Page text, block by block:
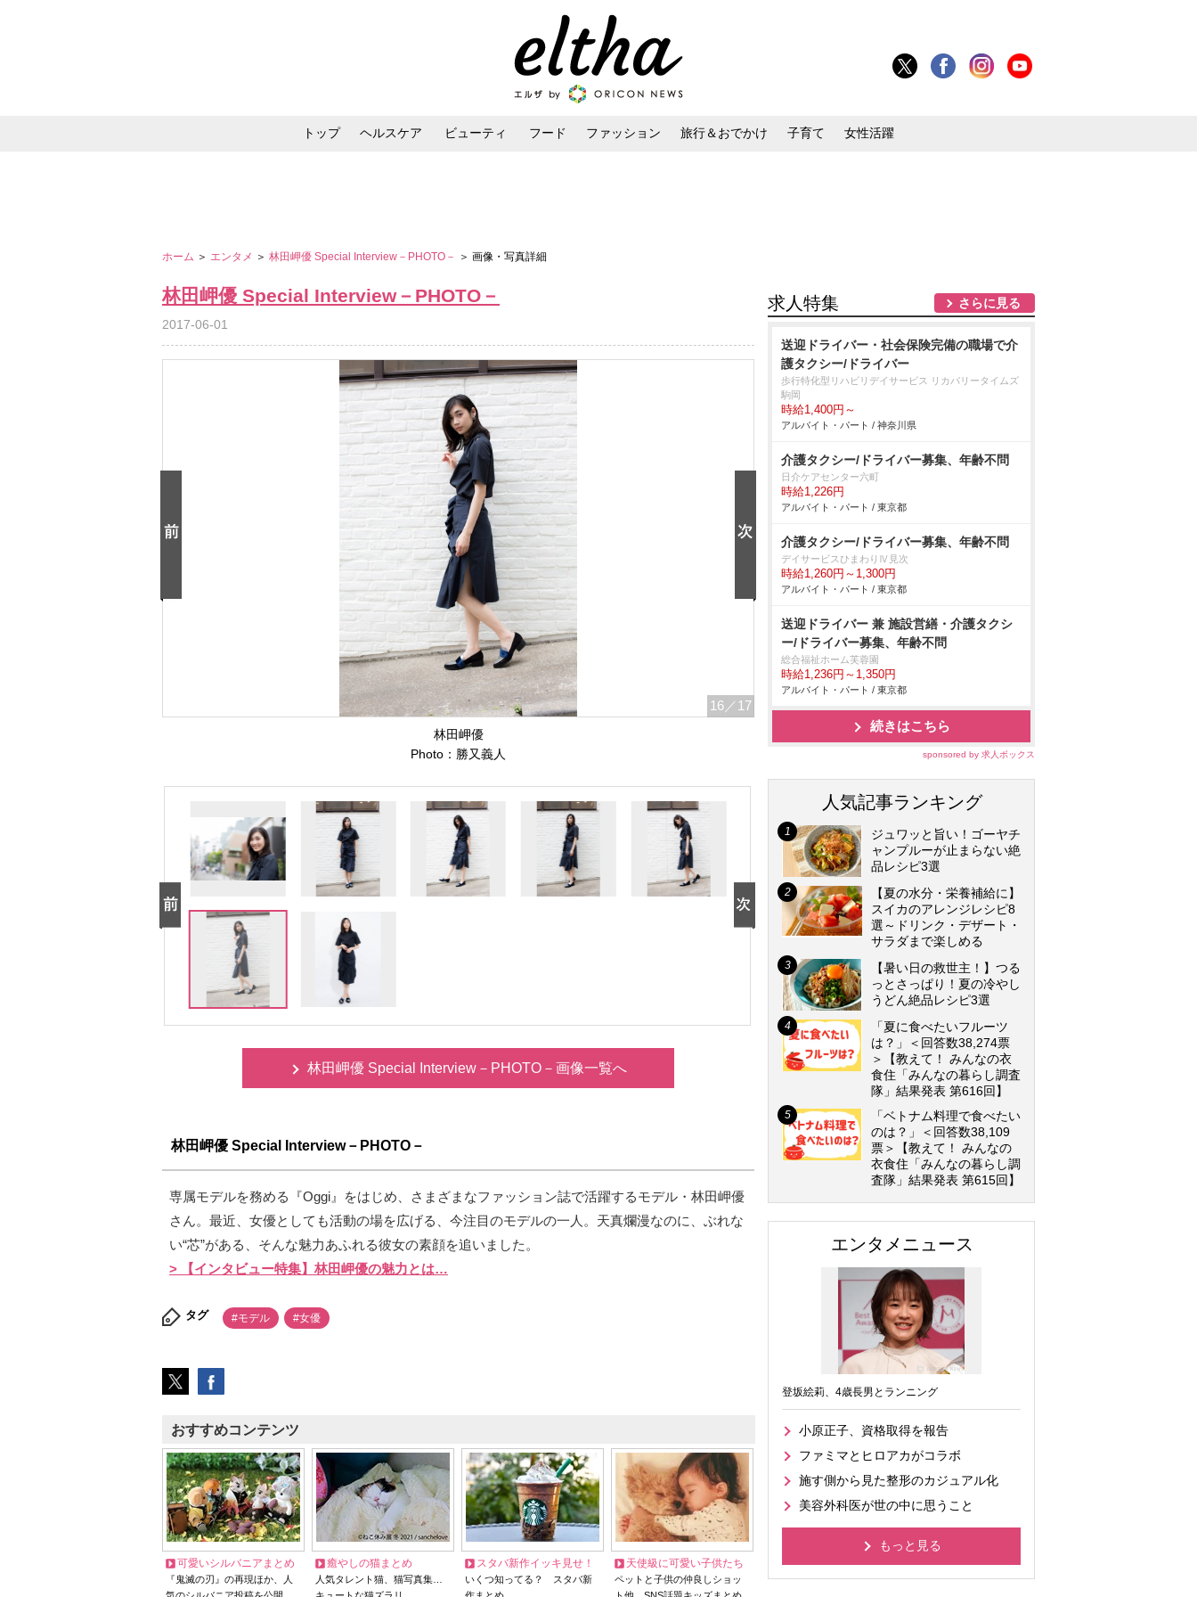
トップ ヘルスケア ビューティ フード ファッション 旅行＆おでかけ 子育て 女性活躍
ホーム ＞ エンタメ ＞ 林田岬優 Special Interview－PHOTO－ ＞ 画像・写真詳細
林田岬優 Special Interview－PHOTO－
2017-06-01
16 ／17
林田岬優
Photo：勝又義人
林田岬優 Special Interview－PHOTO－画像一覧へ
林田岬優 Special Interview－PHOTO－
専属モデルを務める『Oggi』をはじめ、さまざまなファッション誌で活躍するモデル・林田岬優
さん。最近、女優としても活動の場を広げる、今注目のモデルの一人。天真爛漫なのに、ぶれな
い“芯”がある、そんな魅力あふれる彼女の素顔を追いました。
> 【インタビュー特集】林田岬優の魅力とは…
タグ #モデル #女優
おすすめコンテンツ
可愛いシルバニアまとめ
『鬼滅の刃』の再現ほか、人
癒やしの猫まとめ
人気タレント猫、猫写真集…
スタバ新作イッキ見せ！
いくつ知ってる？ スタバ新
天使級に可愛い子供たち
ペットと子供の仲良しショッ
求人特集 さらに見る
送迎ドライバー・社会保険完備の職場で介
護タクシー/ドライバー
歩行特化型リハビリデイサービス リカバリータイムズ
駒岡
時給1,400円～
アルバイト・パート / 神奈川県
介護タクシー/ドライバー募集、年齢不問
日介ケアセンター六町
時給1,226円
アルバイト・パート / 東京都
介護タクシー/ドライバー募集、年齢不問
デイサービスひまわりⅣ見次
時給1,260円～1,300円
アルバイト・パート / 東京都
送迎ドライバー 兼 施設営繕・介護タクシ
ー/ドライバー募集、年齢不問
総合福祉ホーム芙蓉園
時給1,236円～1,350円
アルバイト・パート / 東京都
続きはこちら
sponsored by 求人ボックス
人気記事ランキング
ジュワッと旨い！ゴーヤチ
ャンプルーが止まらない絶
品レシピ3選
【夏の水分・栄養補給に】
スイカのアレンジレシピ8
選～ドリンク・デザート・
サラダまで楽しめる
【暑い日の救世主！】つる
っとさっぱり！夏の冷やし
うどん絶品レシピ3選
「夏に食べたいフルーツ
は？」＜回答数38,274票
＞【教えて！ みんなの衣
食住「みんなの暮らし調査
隊」結果発表 第616回】
「ベトナム料理で食べたい
のは？」＜回答数38,109
票＞【教えて！ みんなの
衣食住「みんなの暮らし調
査隊」結果発表 第615回】
エンタメニュース
登坂絵莉、4歳長男とランニング
小原正子、資格取得を報告
ファミマとヒロアカがコラボ
施す側から見た整形のカジュアル化
美容外科医が世の中に思うこと
もっと見る